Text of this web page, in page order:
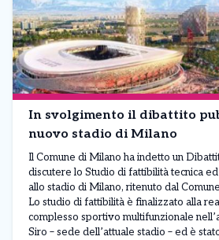
In svolgimento il dibattito
nuovo stadio di Milano
Il Comune di Milano ha indetto un
discutere lo Studio di fattibilità tecnica
allo stadio di Milano, ritenuto dal
Lo studio di fattibilità è finalizzato alla
complesso sportivo multifunzionale
Siro – sede dell’attuale stadio – ed è